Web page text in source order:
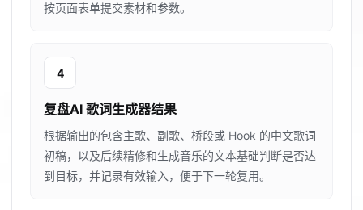
按页面表单提交素材和参数。
4
复盘AI 歌词生成器结果
根据输出的包含主歌、副歌、桥段或 Hook 的中文歌词
初稿，以及后续精修和生成音乐的文本基础判断是否达
到目标，并记录有效输入，便于下一轮复用。